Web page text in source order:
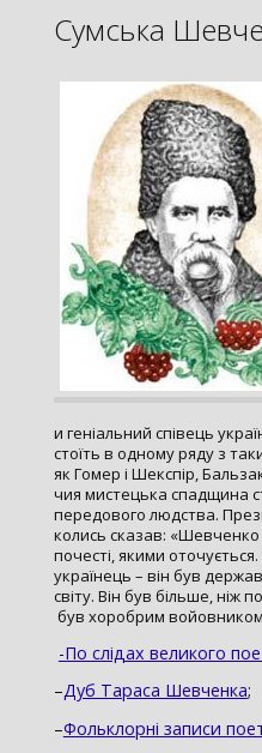
Сумська
и геніальний співець
стоїть в одному ряду з
як Гомер і Шекспір,
чия мистецька спадщина
передового людства.
колись сказав: «Шевченко
почесті, якими
українець – він був
світу. Він був більше, ніж
був хоробрим
-По слідах великого
–Дуб Тараса Шевченка;
–Фольклорні записи